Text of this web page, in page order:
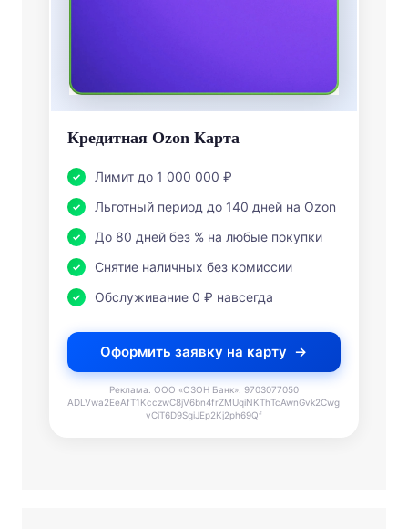
Кредитная Ozon Карта
Лимит до 1 000 000 ₽
Льготный период до 140 дней на Ozon
До 80 дней без % на любые покупки
Снятие наличных без комиссии
Обслуживание 0 ₽ навсегда
Оформить заявку на карту
Реклама. ООО «ОЗОН Банк». 9703077050
ADLVwa2EeAfT1KcczwC8jV6bn4frZMUqiNKThTcAwnGvk2Cwg
vCiT6D9SgiJEp2Kj2ph69Qf